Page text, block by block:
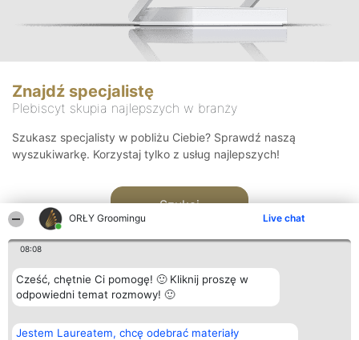
ORŁY Groomingu Live chat
08:08
Cześć, chętnie Ci pomogę! 🙂 Kliknij proszę w
odpowiedni temat rozmowy! 🙂
Jestem Laureatem, chcę odebrać materiały
Znajdź specjalistę
Plebiscyt skupia najlepszych w branży
Szukasz specjalisty w pobliżu Ciebie? Sprawdź naszą
wyszukiwarkę. Korzystaj tylko z usług najlepszych!
Szukaj
Organizator plebiscytu
Bright Side Solutions sp. z o.
Plebiscyt
Laureaci
Kontakt
Kontakt